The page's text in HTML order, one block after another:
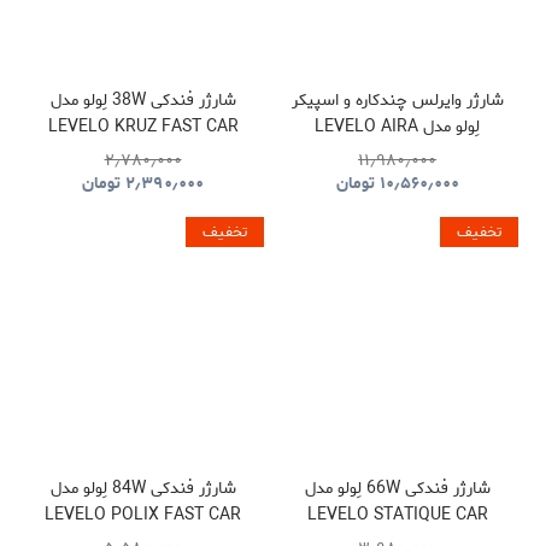
شارژر وایرلس چندکاره و اسپیکر
لِولو مدل LEVELO AIRA
WIRELESS CHARGER WITH
SPEAKER
۱۱٫۹۸۰٫۰۰۰
۱۰٫۵۶۰٫۰۰۰ تومان
شارژر فندکی 38W لِولو مدل
LEVELO KRUZ FAST CAR
CHARGER
۲٫۷۸۰٫۰۰۰
۲٫۳۹۰٫۰۰۰ تومان
تخفیف
شارژر فندکی 66W لِولو مدل
LEVELO STATIQUE CAR
تخفیف
شارژر فندکی 84W لِولو مدل
LEVELO POLIX FAST CAR